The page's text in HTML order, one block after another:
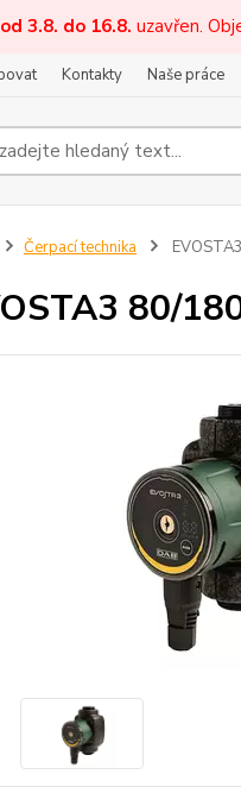
od 3.8. do 16.8. uzavřen.
Kontakty Naše práce
Čerpací technika
80/